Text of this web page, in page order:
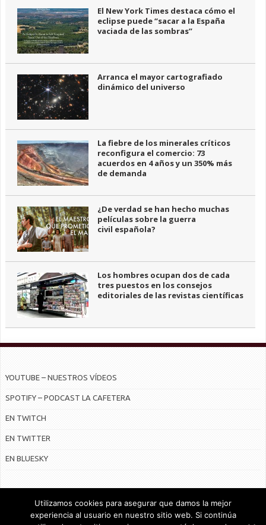
El New York Times destaca cómo el
eclipse puede “sacar a la España
vaciada de las sombras”
Arranca el mayor cartografiado
dinámico del universo
La fiebre de los minerales críticos
reconfigura el comercio: 73
acuerdos en 4 años y un 350% más
de demanda
¿De verdad se han hecho muchas
películas sobre la guerra
civil española?
Los hombres ocupan dos de cada
tres puestos en los consejos
editoriales de las revistas científicas
YOUTUBE – NUESTROS VÍDEOS
SPOTIFY – PODCAST LA CAFETERA
EN TWITCH
EN TWITTER
EN BLUESKY
Utilizamos cookies para asegurar que damos la mejor
experiencia al usuario en nuestro sitio web. Si continúa